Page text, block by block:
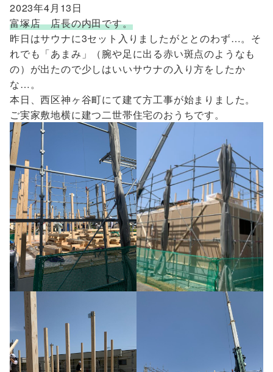
2023年4月13日
富塚店 店長の内田です。
昨日はサウナに3セット入りましたがととのわず…。そ
れでも「あまみ」（腕や足に出る赤い斑点のようなも
の）が出たので少しはいいサウナの入り方をしたか
な…。
本日、西区神ヶ谷町にて建て方工事が始まりました。
ご実家敷地横に建つ二世帯住宅のおうちです。